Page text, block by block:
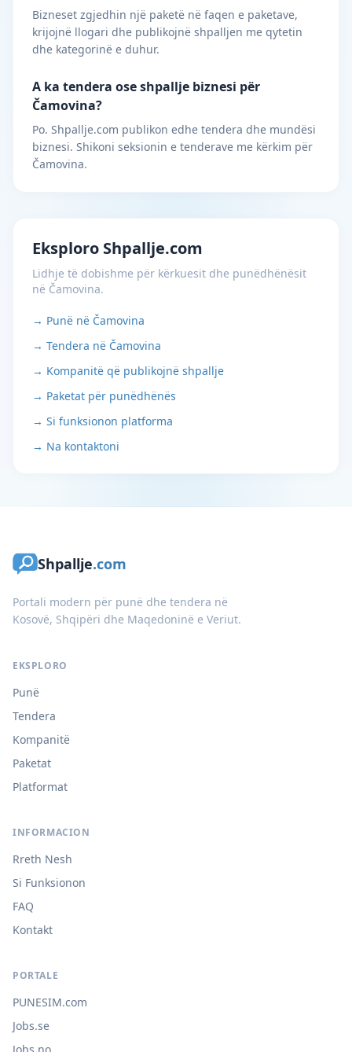
Bizneset zgjedhin një paketë në faqen e paketave,
krijojnë llogari dhe publikojnë shpalljen me qytetin
dhe kategorinë e duhur.
A ka tendera ose shpallje biznesi për
Čamovina?
Po. Shpallje.com publikon edhe tendera dhe mundësi
biznesi. Shikoni seksionin e tenderave me kërkim për
Čamovina.
Eksploro Shpallje.com
Lidhje të dobishme për kërkuesit dhe punëdhënësit
në Čamovina.
→ Punë në Čamovina
→ Tendera në Čamovina
→ Kompanitë që publikojnë shpallje
→ Paketat për punëdhënës
→ Si funksionon platforma
→ Na kontaktoni
Shpallje.com
Portali modern për punë dhe tendera në
Kosovë, Shqipëri dhe Maqedoninë e Veriut.
EKSPLORO
Punë
Tendera
Kompanitë
Paketat
Platformat
INFORMACION
Rreth Nesh
Si Funksionon
FAQ
Kontakt
PORTALE
PUNESIM.com
Jobs.se